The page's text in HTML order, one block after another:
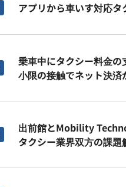
アプリから車いす対応
乗車中にタクシー料金
小限の接触でネット決済
出前館とMobility
タクシー業界双方の課題